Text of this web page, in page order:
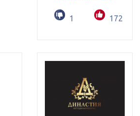
1 172